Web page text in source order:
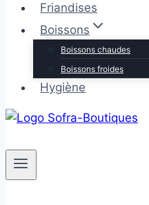
Friandises
Boissons
Boissons chaudes
Boissons froides
Hygiène